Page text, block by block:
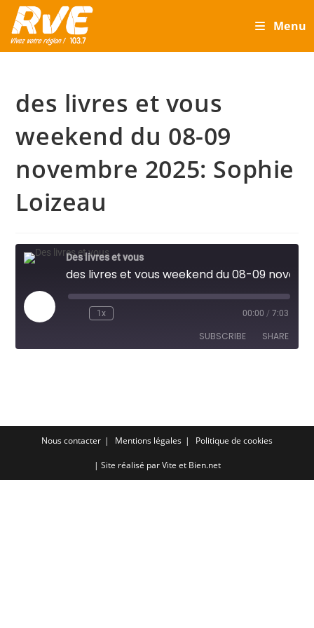
Skip
content
Menu
des livres et vous
weekend du 08-09
novembre 2025: Sophie
Loizeau
Des livres et vous
Play
Episode
1x 00:00 / 7:03
SUBSCRIBE SHARE
EMBEDNous contacter Mentions légales Politique de cookies
| Site réalisé parVite et Bien.net